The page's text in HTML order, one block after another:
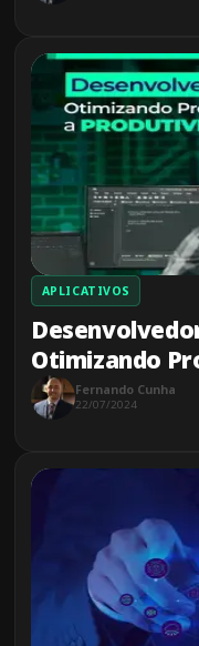
APLICATIVOS
Otimizando
Fernando Cunha
22/07/2024